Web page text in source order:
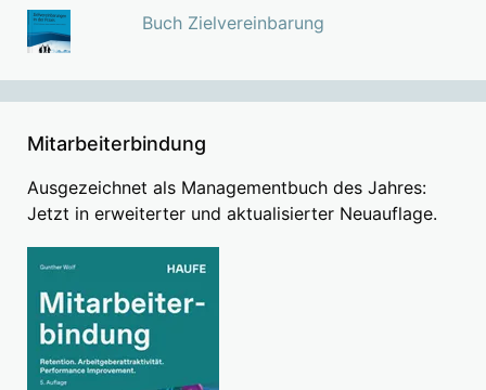
Buch Zielvereinbarung
Mitarbeiterbindung
Ausgezeichnet als Managementbuch des Jahres:
Jetzt in erweiterter und aktualisierter Neuauflage.